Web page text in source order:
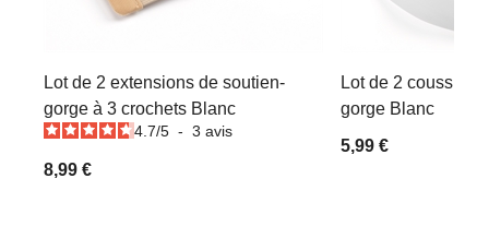
Lot de 2 extensions de soutien-
gorge à 3 crochets Blanc
4.7/5 - 3 avis
8,99 €
Lot de 2
gorge Blanc
5,99 €